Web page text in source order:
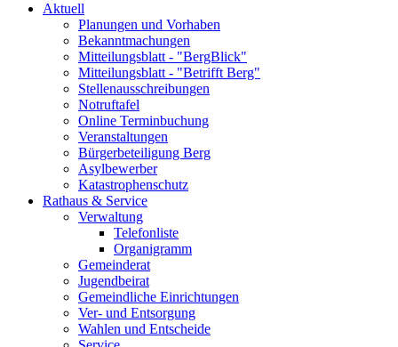
Aktuell
Planungen und Vorhaben
Bekanntmachungen
Mitteilungsblatt - "BergBlick"
Mitteilungsblatt - "Betrifft Berg"
Stellenausschreibungen
Notruftafel
Online Terminbuchung
Veranstaltungen
Bürgerbeteiligung Berg
Asylbewerber
Katastrophenschutz
Rathaus & Service
Verwaltung
Telefonliste
Organigramm
Gemeinderat
Jugendbeirat
Gemeindliche Einrichtungen
Ver- und Entsorgung
Wahlen und Entscheide